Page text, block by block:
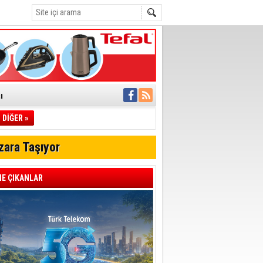
İletti
müdahale
Geçti
DİĞER »
Taşıyor
ÇIKANLAR